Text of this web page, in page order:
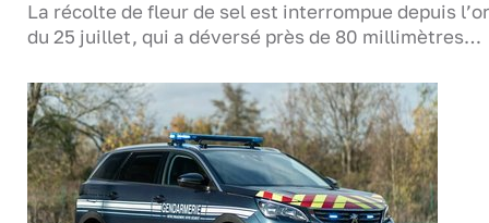
La récolte de fleur de sel est interrompue depuis
du 25 juillet, qui a déversé près de 80 millimètres…